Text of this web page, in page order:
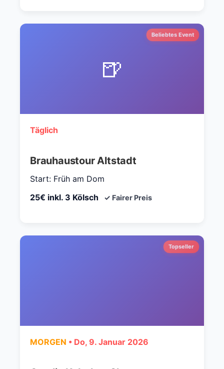
🍺
Täglich
Brauhaustour Altstadt
Start: Früh am Dom
25€ inkl. 3 Kölsch
✓ Fairer Preis
Beliebtes Event
MORGEN • Do, 9. Januar 2026
Topseller